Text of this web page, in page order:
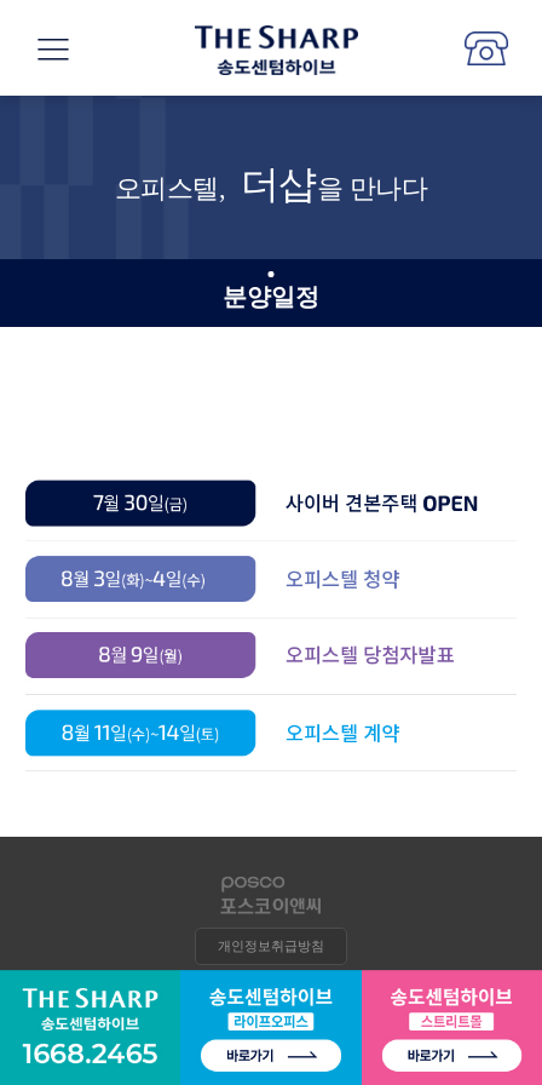
오피스텔, 더샵을 만나다
분양일정
개인정보취급방침